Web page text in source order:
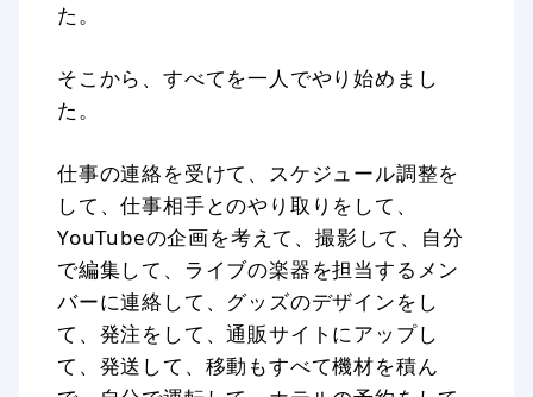
た。
そこから、すべてを一人でやり始めまし
た。
仕事の連絡を受けて、スケジュール調整を
して、仕事相手とのやり取りをして、
YouTubeの企画を考えて、撮影して、自分
で編集して、ライブの楽器を担当するメン
バーに連絡して、グッズのデザインをし
て、発注をして、通販サイトにアップし
て、発送して、移動もすべて機材を積ん